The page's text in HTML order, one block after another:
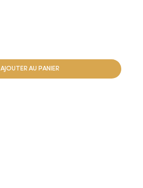
AJOUTER AU PANIER